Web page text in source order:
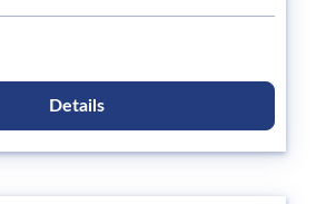
Details